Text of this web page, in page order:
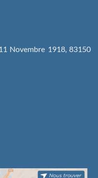
Novembre 1918, 83150